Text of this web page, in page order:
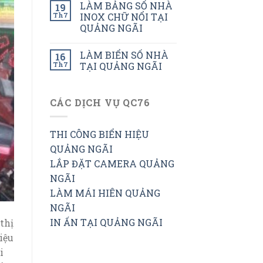
thị
19
Th7
LÀM BẢNG SỐ NHÀ
INOX CHỮ NỔI TẠI
QUẢNG NGÃI
16
Th7
LÀM BIỂN SỐ NHÀ
TẠI QUẢNG NGÃI
CÁC DỊCH VỤ QC76
THI CÔNG BIỂN HIỆU
QUẢNG NGÃI
LẮP ĐẶT CAMERA QUẢNG
NGÃI
LÀM MÁI HIÊN QUẢNG
NGÃI
IN ẤN TẠI QUẢNG NGÃI